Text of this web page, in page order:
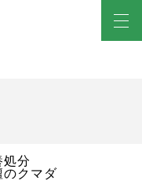
処分
のクマダ